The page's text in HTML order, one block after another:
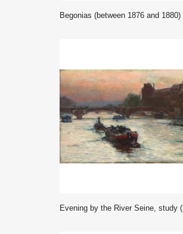
Begonias (between 1876 and 1880) - Aleksander Gierymski
Evening by the River Seine, study (c. 1892-c. 1893) - Aleksander Gierymski